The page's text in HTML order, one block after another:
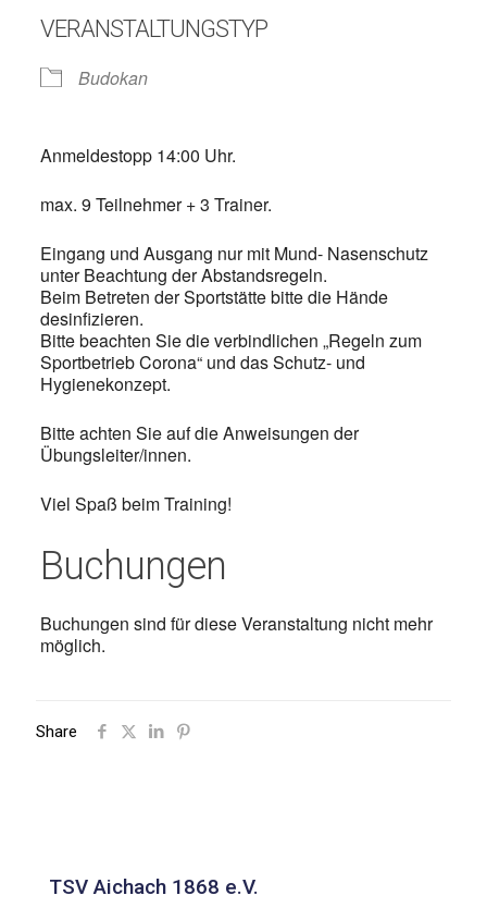
VERANSTALTUNGSTYP
Budokan
Anmeldestopp 14:00 Uhr.
max. 9 Teilnehmer + 3 Trainer.
Eingang und Ausgang nur mit Mund- Nasenschutz
unter Beachtung der Abstandsregeln.
Beim Betreten der Sportstätte bitte die Hände
desinfizieren.
Bitte beachten Sie die verbindlichen „Regeln zum
Sportbetrieb Corona“ und das Schutz- und
Hygienekonzept.
Bitte achten Sie auf die Anweisungen der
Übungsleiter/innen.
Viel Spaß beim Training!
Buchungen
Buchungen sind für diese Veranstaltung nicht mehr
möglich.
Share
TSV Aichach 1868 e.V.